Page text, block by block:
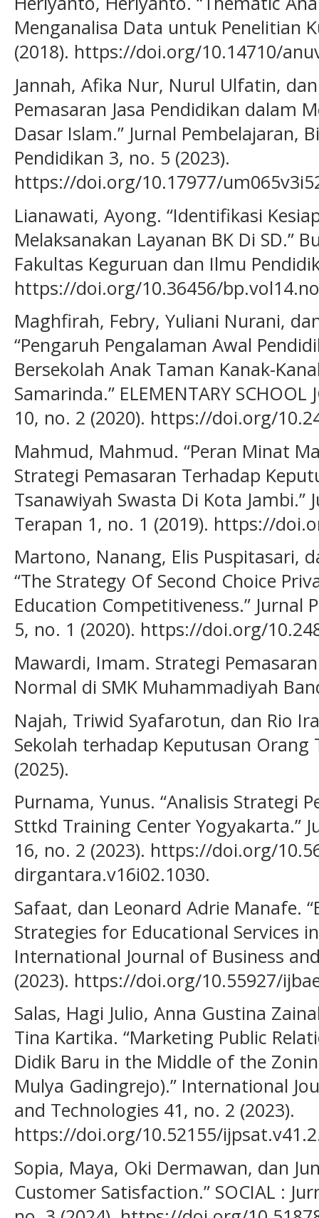
Menganalisa Data untuk Penelitian
(2018). https://doi.org/10.14710/
Jannah, Afika Nur, Nurul Ulfatin,
Pemasaran Jasa Pendidikan dalam
Dasar Islam.” Jurnal Pembelajaran,
Pendidikan 3, no. 5 (2023).
https://doi.org/10.17977/
Lianawati, Ayong. “Identifikasi
Melaksanakan Layanan BK Di SD.”
Fakultas Keguruan dan Ilmu
https://doi.org/10.36456/
Maghfirah, Febry, Yuliani Nurani,
“Pengaruh Pengalaman Awal
Bersekolah Anak Taman Kanak-
Samarinda.” ELEMENTARY SCHOOL
10, no. 2 (2020). https://doi.org/
Mahmud, Mahmud. “Peran Minat
Strategi Pemasaran Terhadap
Tsanawiyah Swasta Di Kota Jambi.”
Terapan 1, no. 1 (2019). https://
Martono, Nanang, Elis Puspitasari,
“The Strategy Of Second Choice
Education Competitiveness.” Jurnal
5, no. 1 (2020). https://doi.org/
Mawardi, Imam. Strategi
Normal di SMK Muhammadiyah
Najah, Triwid Syafarotun, dan Rio
Sekolah terhadap Keputusan Orang
(2025).
Purnama, Yunus. “Analisis Strategi
Sttkd Training Center Yogyakarta.”
16, no. 2 (2023). https://doi.org/
dirgantara.v16i02.1030.
Safaat, dan Leonard Adrie Manafe.
Strategies for Educational Services
International Journal of Business
(2023). https://doi.org/10.55927/
Salas, Hagi Julio, Anna Gustina
Tina Kartika. “Marketing Public
Didik Baru in the Middle of the
Mulya Gadingrejo).” International
and Technologies 41, no. 2 (2023).
https://doi.org/10.52155/
Sopia, Maya, Oki Dermawan, dan
Customer Satisfaction.” SOCIAL :